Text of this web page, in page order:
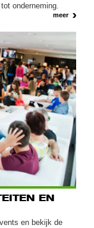
onderneming.
meer
EN
en bekijk de